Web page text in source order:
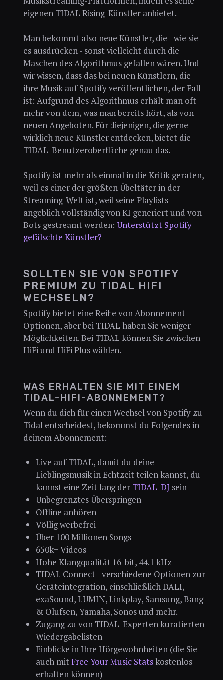
eigenen TIDAL Rising-Künstler anbietet.
Man bekommt also neue Künstler, die - wie sie
es ausdrücken - sonst vielleicht durch die
Maschen des Algorithmus gefallen wären. Und
wir wissen, dass das bei neuen Künstlern, die
ihre Musik auf Spotify veröffentlichen, der Fall
ist: Aufgrund des Algorithmus erhält man oft
mehr von dem, was man bereits hört, als von
neuen Angeboten. Für diejenigen, die gerne
wirklich neue Künstler entdecken, bietet die
TIDAL-Benutzeroberfläche genau das.
Spotify ist mehr als einmal in die Kritik geraten,
weil es einer der größten Übeltäter in der
Streaming-Welt ist, weil seine Playlists
angeblich vollständig von KI generiert und von
Bots gestreamt werden: Unterstützt Spotify
gefälschte Künstler?
SOLLTEN SIE VON SPOTIFY
PREMIUM ZU TIDAL HIFI
WECHSELN?
Spotify bietet eine Reihe von Abonnement-
Optionen, aber bei TIDAL haben Sie weniger
Möglichkeiten. Bei TIDAL können Sie zwischen
HiFi und HiFi Plus wählen.
WAS ERHALTEN SIE MIT EINEM
TIDAL-HIFI-ABONNEMENT?
Wenn du dich für einen Wechsel von Spotify zu
Tidal entscheidest, bekommst du Folgendes in
deinem Abonnement:
Live auf TIDAL, damit du deine
Lieblingsmusik in Echtzeit teilen kannst, du
kannst eine Zeit lang der TIDAL-DJ sein
Unbegrenztes Überspringen
Offline anhören
Völlig werbefrei
Über 100 Millionen Songs
650k+ Videos
Hohe Klangqualität 16-bit, 44.1 kHz
TIDAL Connect - verschiedene Optionen zur
Geräteintegration, einschließlich DALI,
exaSound, LUMIN, Linkplay, Samsung, Bang
& Olufsen, Yamaha, Sonos und mehr.
Zugang zu von TIDAL-Experten kuratierten
Wiedergabelisten
Einblicke in Ihre Hörgewohnheiten (die Sie
auch mitFree Your Music Statskostenlos
erhalten können)